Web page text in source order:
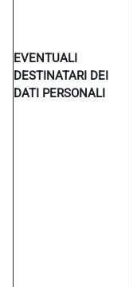
EVENTUALI
DESTINATARI DEI
DATI PERSONALI